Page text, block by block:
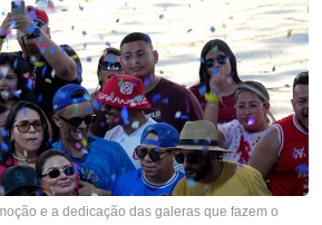
e a dedicação das galeras que fazem o